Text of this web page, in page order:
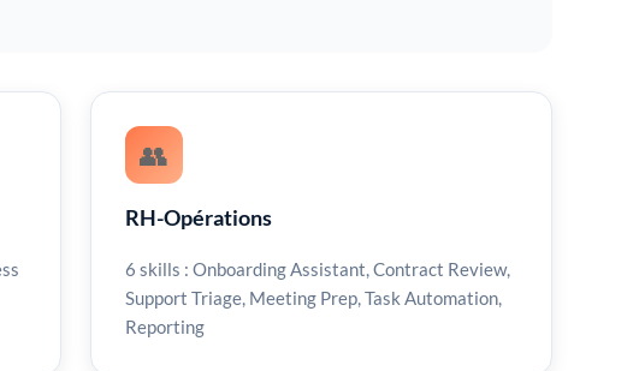
👥
RH-Opérations
6 skills : Onboarding Assistant, Contract Review,
Support Triage, Meeting Prep, Task Automation,
Reporting